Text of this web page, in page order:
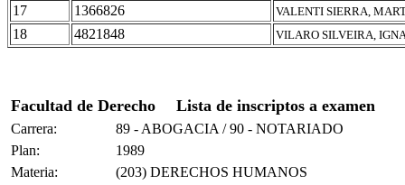
17 1366826 VALENTI SIERRA,
18 4821848 VILARO SILVEIRA,
Facultad de Derecho Lista de inscriptos a examen
Carrera:
89 - ABOGACIA / 90 - NOTARIADO
Plan:
1989
Materia:
(203) DERECHOS HUMANOS